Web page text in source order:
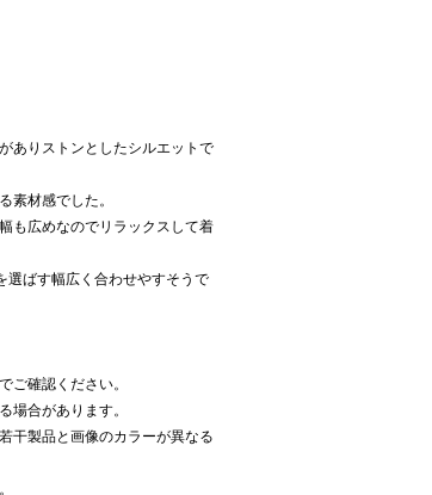
ありストンとしたシルエットで
素材感でした。
も広めなのでリラックスして着
選ばす幅広く合わせやすそうで
ご確認ください。
場合があります。
干製品と画像のカラーが異なる